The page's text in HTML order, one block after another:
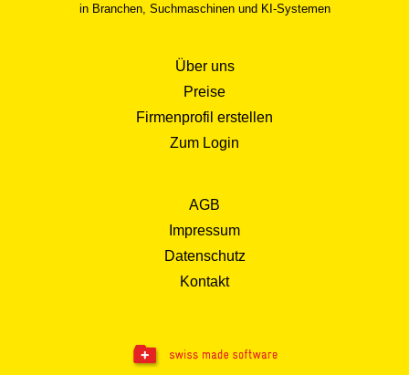
in Branchen, Suchmaschinen und KI-Systemen
Über uns
Preise
Firmenprofil erstellen
Zum Login
AGB
Impressum
Datenschutz
Kontakt